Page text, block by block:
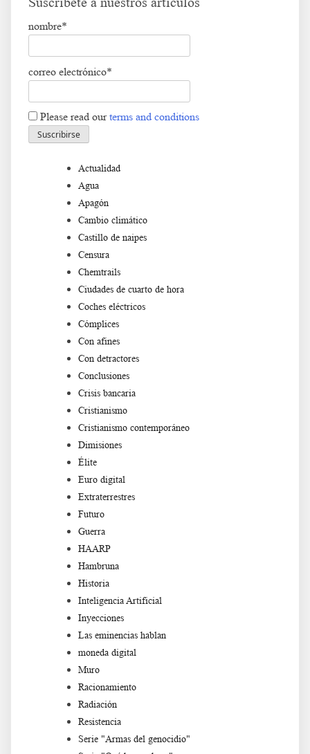
nombre*
correo electrónico*
Please read ourterms and conditions
Actualidad
Agua
Apagón
Cambio climático
Castillo de naipes
Censura
Chemtrails
Ciudades de cuarto de hora
Coches eléctricos
Cómplices
Con afines
Con detractores
Conclusiones
Crisis bancaria
Cristianismo
Cristianismo contemporáneo
Dimisiones
Élite
Euro digital
Extraterrestres
Futuro
Guerra
HAARP
Hambruna
Historia
Inteligencia Artificial
Inyecciones
Las eminencias hablan
moneda digital
Muro
Racionamiento
Radiación
Resistencia
Serie "Armas del genocidio"